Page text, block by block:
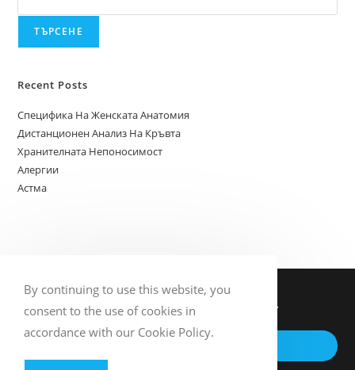
ТЪРСЕНЕ
Recent Posts
Специфика На Женската Анатомия
Дистанционен Анализ На Кръвта
Хранителната Непоносимост
Алергии
Астма
Contact us for more information.
By continuing to use this website, you
consent to the use of cookies in
accordance with our Cookie Policy.